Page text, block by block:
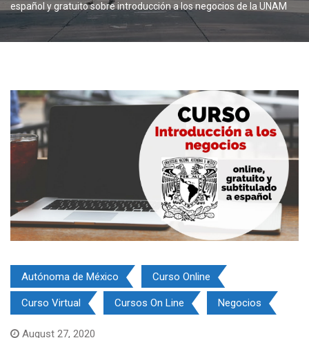
español y gratuito sobre introducción a los negocios de la UNAM
Autónoma de México Curso Online
Curso Virtual Cursos On Line Negocios
August 27, 2020